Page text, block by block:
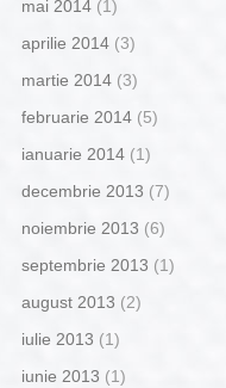
mai 2014(1)
aprilie 2014(3)
martie 2014(3)
februarie 2014(5)
ianuarie 2014(1)
decembrie 2013 (7)
noiembrie 2013 (6)
septembrie 2013 (1)
august 2013 (2)
iulie 2013 (1)
iunie 2013 (1)